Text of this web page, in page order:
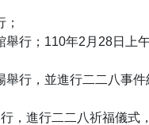
舉行；110年2月28日上
行，並進行二二八事件
，進行二二八祈福儀式